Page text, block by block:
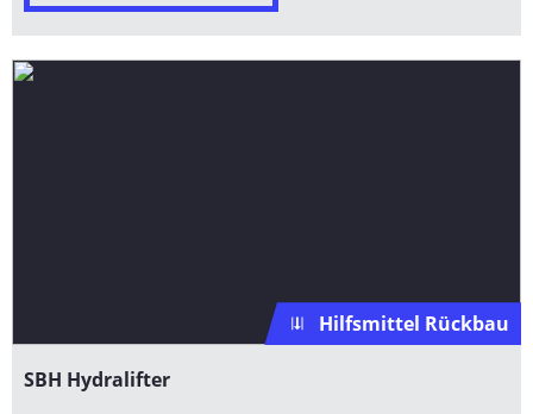
Hilfsmittel Rückbau
SBH Hydralifter